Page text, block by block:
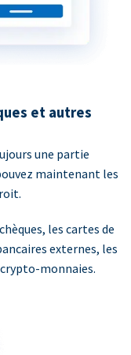
et autres
une partie
maintenant les
les cartes de
externes, les
monnaies.